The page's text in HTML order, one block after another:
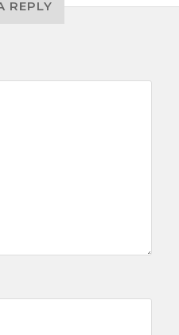
REPLY